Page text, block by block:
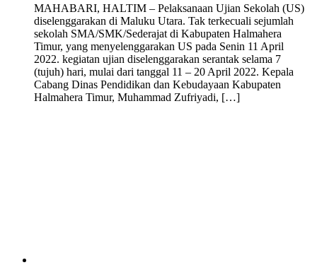
MAHABARI, HALTIM – Pelaksanaan Ujian Sekolah (US)
diselenggarakan di Maluku Utara. Tak terkecuali sejumlah
sekolah SMA/SMK/Sederajat di Kabupaten Halmahera
Timur, yang menyelenggarakan US pada Senin 11 April
2022. kegiatan ujian diselenggarakan serantak selama 7
(tujuh) hari, mulai dari tanggal 11 – 20 April 2022. Kepala
Cabang Dinas Pendidikan dan Kebudayaan Kabupaten
Halmahera Timur, Muhammad Zufriyadi, […]